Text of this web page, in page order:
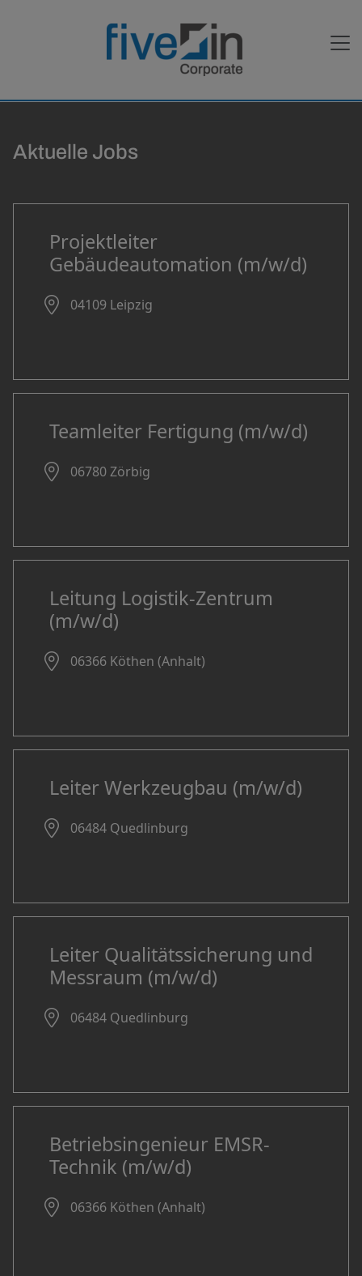
Aktuelle Jobs
Projektleiter
Gebäudeautomation (m/w/d)
04109 Leipzig
Teamleiter Fertigung (m/w/d)
06780 Zörbig
Leitung Logistik-Zentrum
(m/w/d)
06366 Köthen (Anhalt)
Leiter Werkzeugbau (m/w/d)
06484 Quedlinburg
Leiter Qualitätssicherung und
Messraum (m/w/d)
06484 Quedlinburg
Betriebsingenieur EMSR-
Technik (m/w/d)
06366 Köthen (Anhalt)